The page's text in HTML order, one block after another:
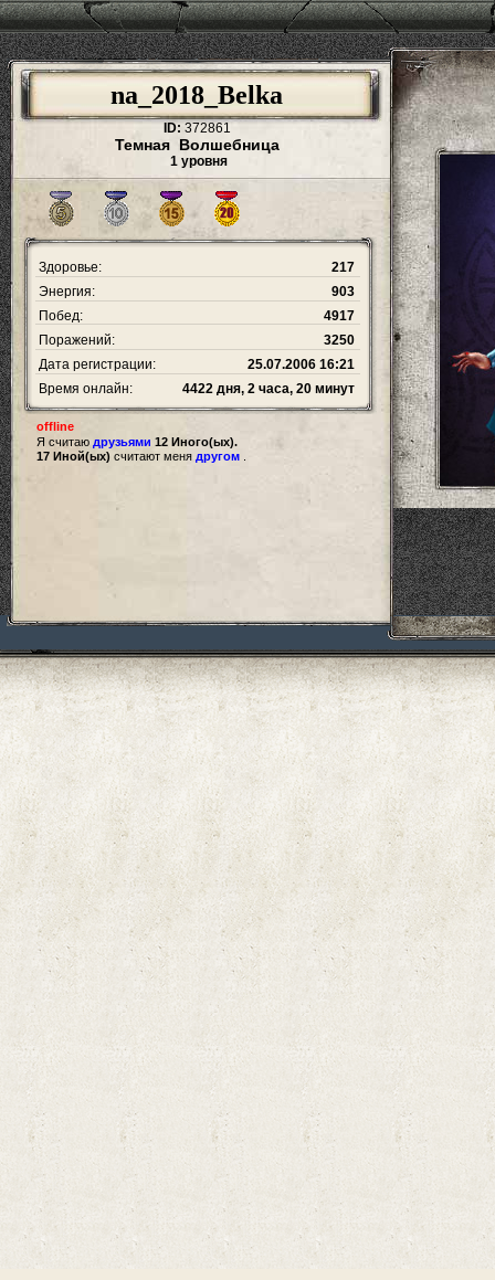
na_2018_Belka
ID: 372861
Темная Волшебница
1 уровня
Здоровье:
217
Энергия:
903
Побед:
4917
Поражений:
3250
Дата регистрации:
25.07.2006 16:21
Время онлайн:
4422 дня, 2 часа, 20 минут
offline
Я считаю друзьями 12 Иного(ых).
17 Иной(ых) считают меня другом